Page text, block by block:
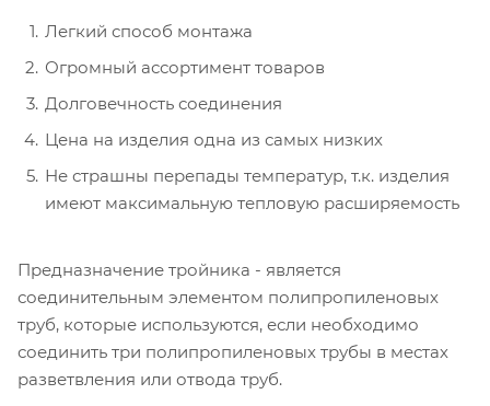
Легкий способ монтажа
Огромный ассортимент товаров
Долговечность соединения
Цена на изделия одна из самых низких
Не страшны перепады температур, т.к. изделия
имеют максимальную тепловую расширяемость
Предназначение тройника - является
соединительным элементом полипропиленовых
труб, которые используются, если необходимо
соединить три полипропиленовых трубы в местах
разветвления или отвода труб.